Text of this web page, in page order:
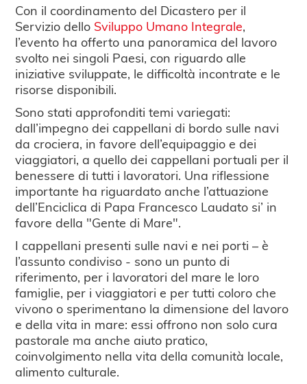
Con il coordinamento del Dicastero per il
Servizio dello Sviluppo Umano Integrale,
l’evento ha offerto una panoramica del lavoro
svolto nei singoli Paesi, con riguardo alle
iniziative sviluppate, le difficoltà incontrate e le
risorse disponibili.
Sono stati approfonditi temi variegati:
dall’impegno dei cappellani di bordo sulle navi
da crociera, in favore dell’equipaggio e dei
viaggiatori, a quello dei cappellani portuali per il
benessere di tutti i lavoratori. Una riflessione
importante ha riguardato anche l’attuazione
dell’Enciclica di Papa Francesco Laudato si’ in
favore della "Gente di Mare".
I cappellani presenti sulle navi e nei porti – è
l’assunto condiviso - sono un punto di
riferimento, per i lavoratori del mare le loro
famiglie, per i viaggiatori e per tutti coloro che
vivono o sperimentano la dimensione del lavoro
e della vita in mare: essi offrono non solo cura
pastorale ma anche aiuto pratico,
coinvolgimento nella vita della comunità locale,
alimento culturale.